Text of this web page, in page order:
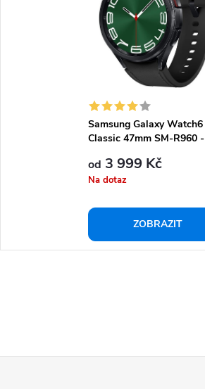
Samsung Galaxy Watch6
Classic 47mm SM-R960 -
od 3 999 Kč
Na dotaz
ZOBRAZIT